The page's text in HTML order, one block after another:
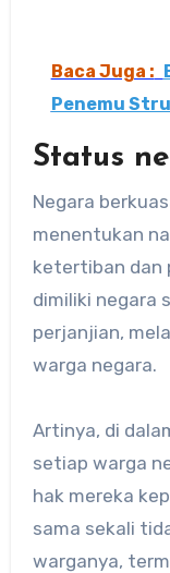
Baca Juga :
Penemu
Status
Negara
menentukan
ketertiban dan
dimiliki negara
perjanjian,
warga negara.
Artinya, di
setiap warga
hak mereka
sama sekali
warganya,